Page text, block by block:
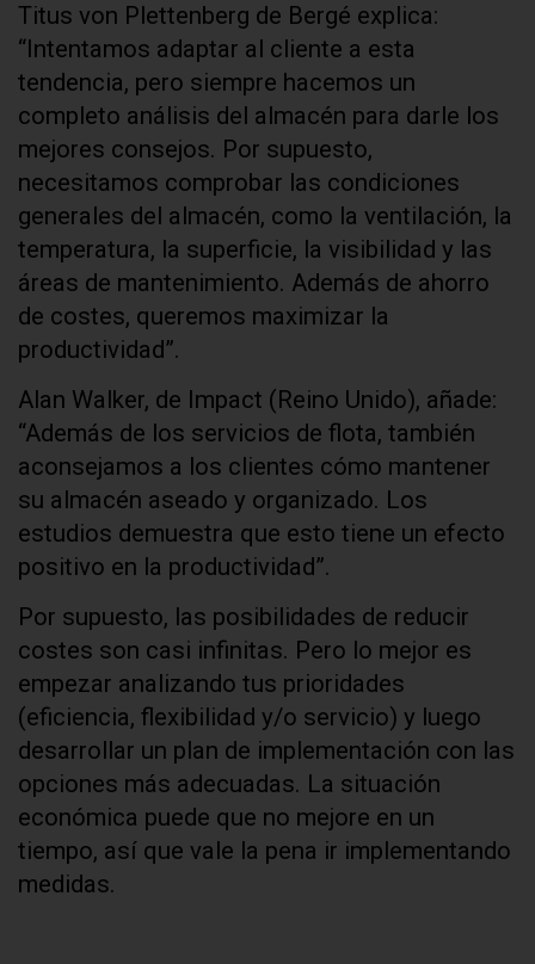
Titus von Plettenberg de Bergé explica:
“Intentamos adaptar al cliente a esta
tendencia, pero siempre hacemos un
completo análisis del almacén para darle los
mejores consejos. Por supuesto,
necesitamos comprobar las condiciones
generales del almacén, como la ventilación, la
temperatura, la superficie, la visibilidad y las
áreas de mantenimiento. Además de ahorro
de costes, queremos maximizar la
productividad”.
Alan Walker, de Impact (Reino Unido), añade:
“Además de los servicios de flota, también
aconsejamos a los clientes cómo mantener
su almacén aseado y organizado. Los
estudios demuestra que esto tiene un efecto
positivo en la productividad”.
Por supuesto, las posibilidades de reducir
costes son casi infinitas. Pero lo mejor es
empezar analizando tus prioridades
(eficiencia, flexibilidad y/o servicio) y luego
desarrollar un plan de implementación con las
opciones más adecuadas. La situación
económica puede que no mejore en un
tiempo, así que vale la pena ir implementando
medidas.